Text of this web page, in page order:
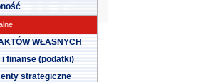
WŁASNYCH
i finanse (podatki)
strategiczne